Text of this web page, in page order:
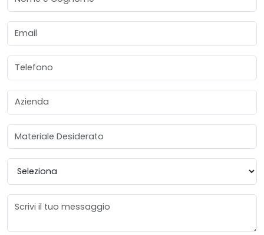
Email
Telefono
Azienda
Materiale Desiderato
Provincia
Messaggio